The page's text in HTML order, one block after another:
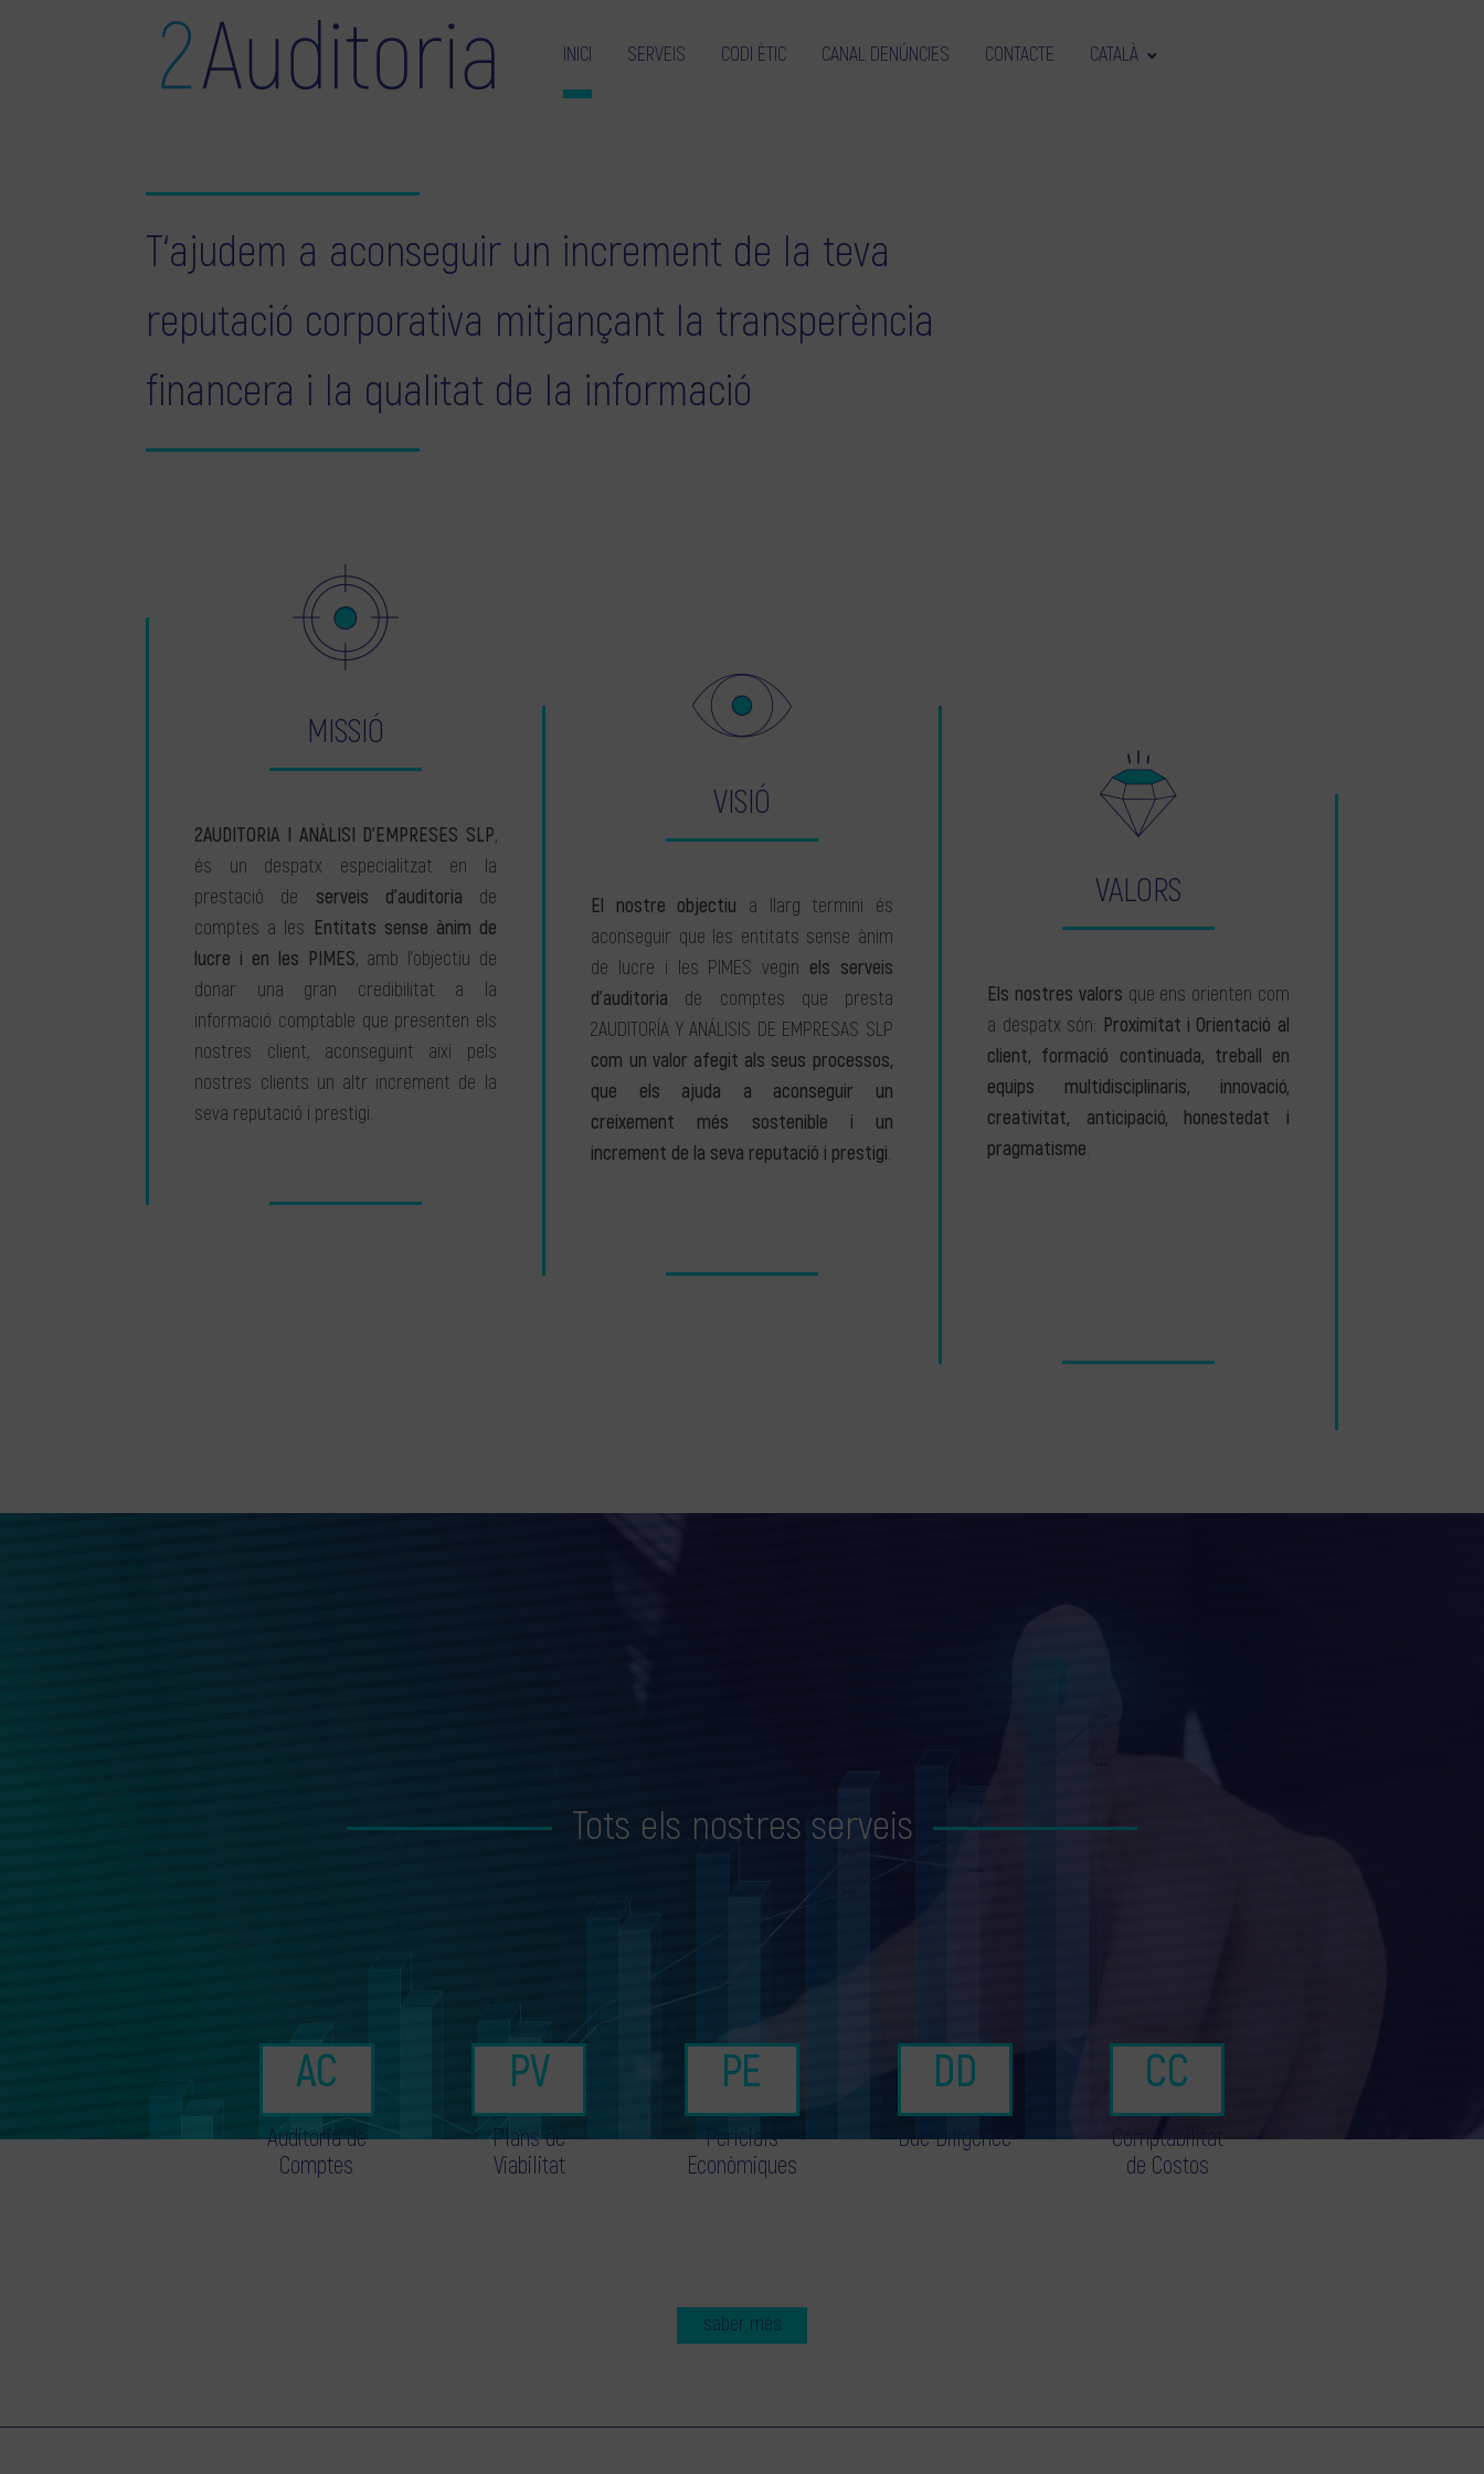
INICI SERVEIS CODI ÈTIC CANAL DENÚNCIES CONTACTE CATALÀ
T‘ajudem a aconseguir un increment de la teva
reputació corporativa mitjançant la transperència
financera i la qualitat de la informació
MISSIÓ
2AUDITORIA I ANÀLISI D’EMPRESES SLP,
és un despatx especialitzat en la
prestació de serveis d’auditoria de
comptes a les Entitats sense ànim de
lucre i en les PIMES, amb l’objectiu de
donar una gran credibilitat a la
informació comptable que presenten els
nostres client, aconseguint així pels
nostres clients un altr increment de la
seva reputació i prestigi.
VISIÓ
El nostre objectiu a llarg termini és
aconseguir que les entitats sense ànim
de lucre i les PIMES vegin els serveis
d’auditoria de comptes que presta
2AUDITORÍA Y ANÁLISIS DE EMPRESAS SLP
com un valor afegit als seus processos,
que els ajuda a aconseguir un
creixement més sostenible i un
increment de la seva reputació i prestigi.
VALORS
Els nostres valors que ens orienten com
a despatx són: Proximitat i Orientació al
client, formació continuada, treball en
equips multidisciplinaris, innovació,
creativitat, anticipació, honestedat i
pragmatisme.
Tots els nostres serveis
Auditoria de
Comptes
Plans de
Viabilitat
Pericials
Econòmiques
Due Diligence
Comptabilitat
de Costos
saber més